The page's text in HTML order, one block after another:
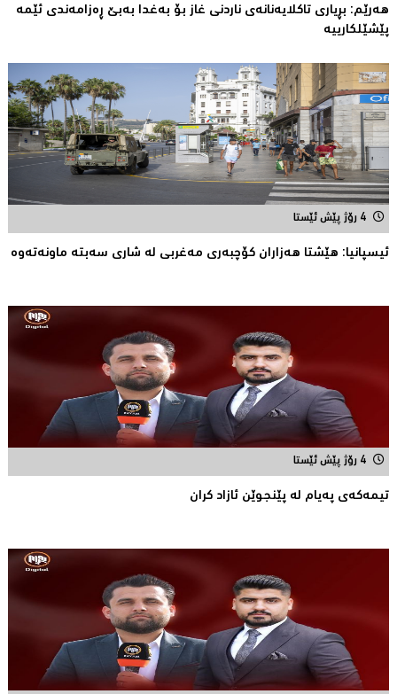
هەرێم: بڕیاری تاكلایەنانەى ناردنی غاز بۆ بەغدا بەبێ ڕەزامەندی ئێمە
پێشێلکارییە
4 رۆژ پێش ئێستا
ئیسپانیا: هێشتا هه‌زاران كۆچبه‌ری مه‌غربی له‌ شاری سه‌بته‌ ماونه‌ته‌وه‌
4 رۆژ پێش ئێستا
تیمه‌كه‌ی په‌یام له‌ پێنجوێن ئازاد كران